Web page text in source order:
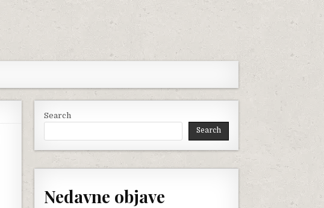
Search
Search
Nedavne objave